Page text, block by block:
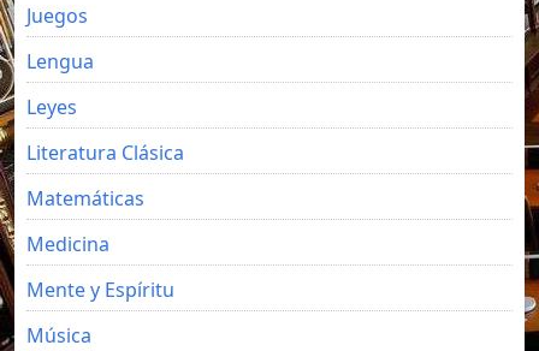
Juegos
Lengua
Leyes
Literatura Clásica
Matemáticas
Medicina
Mente y Espíritu
Música